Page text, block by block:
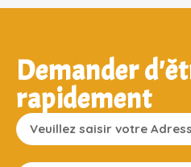
Demander
rapidement